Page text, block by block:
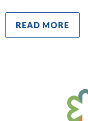
READ MORE